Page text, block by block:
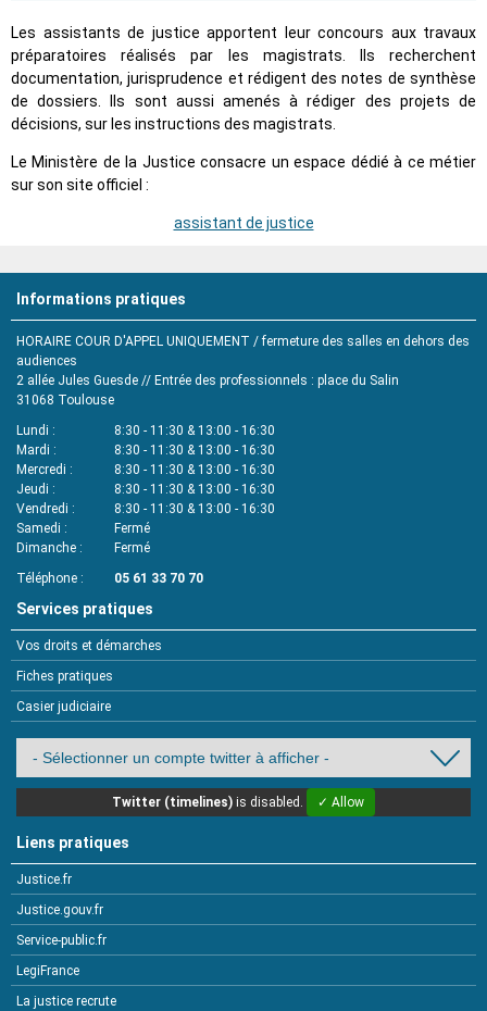
Les assistants de justice apportent leur concours aux travaux
préparatoires réalisés par les magistrats. Ils recherchent
documentation, jurisprudence et rédigent des notes de synthèse
de dossiers. Ils sont aussi amenés à rédiger des projets de
décisions, sur les instructions des magistrats.
Le Ministère de la Justice consacre un espace dédié à ce métier
sur son site officiel :
assistant de justice
Informations pratiques
HORAIRE COUR D'APPEL UNIQUEMENT / fermeture des salles en dehors des
audiences
2 allée Jules Guesde // Entrée des professionnels : place du Salin
31068 Toulouse
Lundi
8:30 - 11:30 & 13:00 - 16:30
Mardi
8:30 - 11:30 & 13:00 - 16:30
Mercredi
8:30 - 11:30 & 13:00 - 16:30
Jeudi
8:30 - 11:30 & 13:00 - 16:30
Vendredi
8:30 - 11:30 & 13:00 - 16:30
Samedi
Fermé
Dimanche
Fermé
Téléphone
05 61 33 70 70
Services pratiques
Vos droits et démarches
Fiches pratiques
Casier judiciaire
Twitter (timelines) is disabled. ✓ Allow
Liens pratiques
Justice.fr
Justice.gouv.fr
Service-public.fr
LegiFrance
La justice recrute